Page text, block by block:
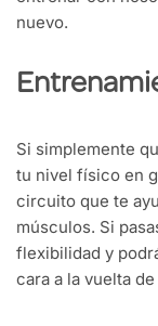
nuevo.
Si simplemente
tu nivel físico en
circuito que te
músculos. Si
flexibilidad y
cara a la vuelta